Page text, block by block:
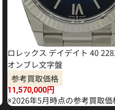
ロレックス デイデイト 40
オンブレ文字盤
参考買取価格
11,570,000円
※2026年5月時点の参考買取価